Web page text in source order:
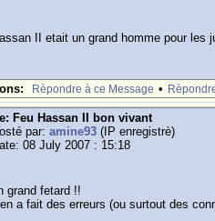
II etait un grand homme pour
Rèpondre à ce Message •
Feu Hassan II bon vivant
par:amine93 (IP enregistrè)
08 July 2007 : 15:18
grand fetard !!
a fait des erreurs (ou surtout des